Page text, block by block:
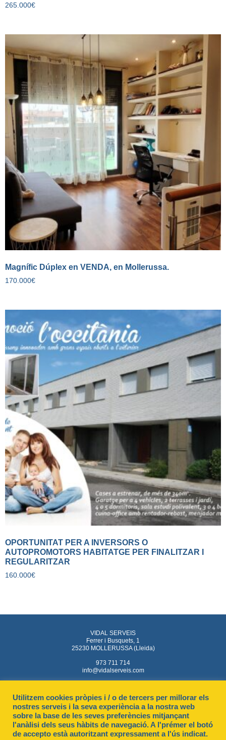
265.000€
Magnífic Dúplex en VENDA, en Mollerussa.
170.000€
OPORTUNITAT PER A INVERSORS O
AUTOPROMOTORS HABITATGE PER FINALITZAR I
REGULARITZAR
160.000€
VIDAL SERVEIS
Ferrer i Busquets, 1
25230 MOLLERUSSA (Lleida)
973 711 714
info@vidalserveis.com
Utilitzem cookies pròpies i / o de tercers per millorar els
nostres serveis i la seva experiència a la nostra web
sobre la base de les seves preferències mitjançant
l'anàlisi dels seus hàbits de navegació. A l'prémer el botó
de accepto està autoritzant expressament a l'ús indicat.